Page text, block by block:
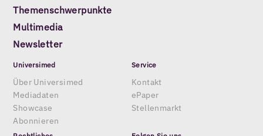
Themenschwerpunkte
Multimedia
Newsletter
Universimed
Über Universimed
Mediadaten
Showcase
Abonnieren
Service
Kontakt
ePaper
Stellenmarkt